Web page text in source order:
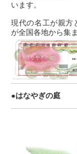
います。
現代の名工が親方
が全国各地から集
●はなやぎの庭